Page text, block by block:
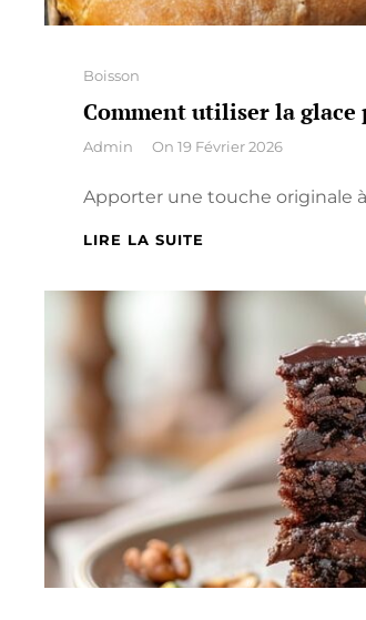
Categories
Boisson
Comment utiliser la glace
By
Admin On 19 Février 2026
Apporter une touche originale
LIRE LA SUITE
SUBLIMER
BOISSONS